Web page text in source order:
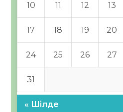
10 11 12 13
17 18 19 20
24 25 26 27
31
« Шілде